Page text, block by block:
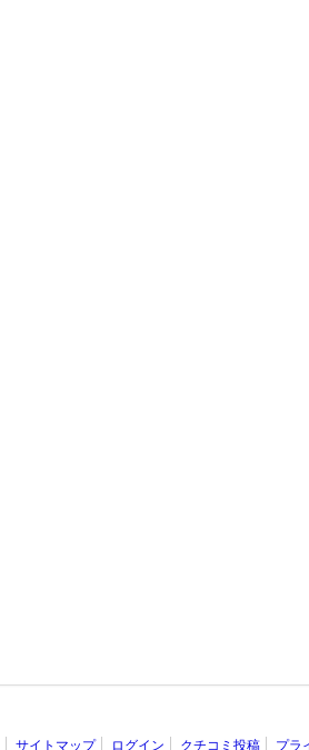
サイトマップ ログイン クチコミ投稿 プラ